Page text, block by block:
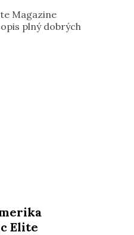
Magazine
plný dobrých
Elite